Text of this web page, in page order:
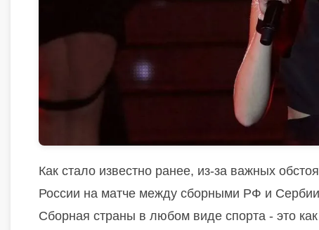
Как стало известно ранее, из-за важных
России на матче между сборными РФ и
Сборная страны в любом виде спорта - это